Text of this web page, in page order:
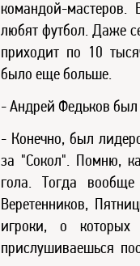
командой-мастеров.
любят футбол. Даже
приходит по 10
было еще больше.
- Андрей Федьков был
- Конечно, был
за "Сокол". Помню,
гола. Тогда
Веретенников,
игроки, о
прислушиваешься